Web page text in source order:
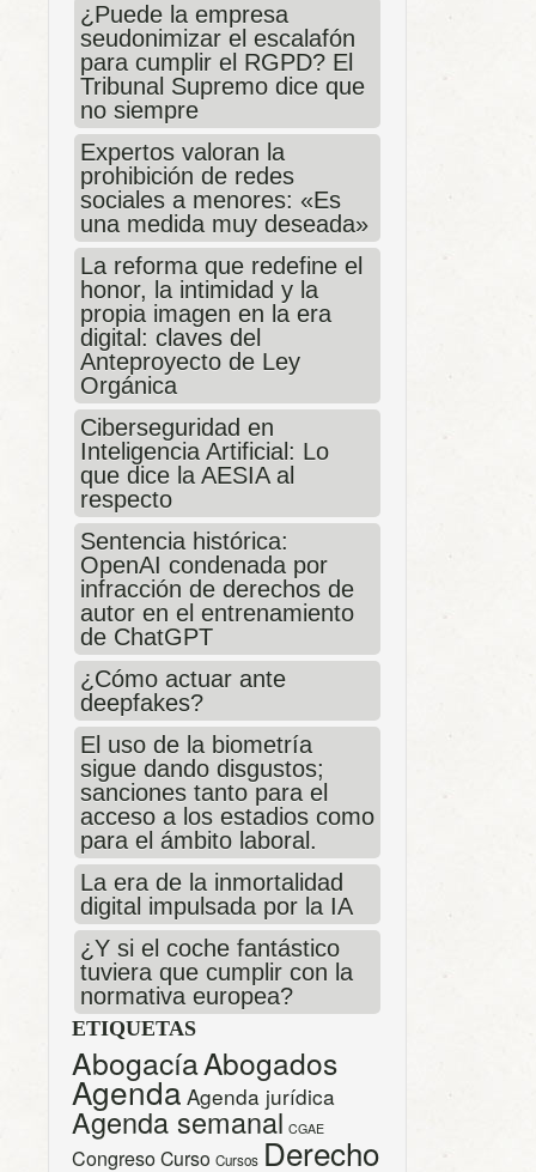
¿Puede la empresa
seudonimizar el escalafón
para cumplir el RGPD? El
Tribunal Supremo dice que
no siempre
Expertos valoran la
prohibición de redes
sociales a menores: «Es
una medida muy deseada»
La reforma que redefine el
honor, la intimidad y la
propia imagen en la era
digital: claves del
Anteproyecto de Ley
Orgánica
Ciberseguridad en
Inteligencia Artificial: Lo
que dice la AESIA al
respecto
Sentencia histórica:
OpenAI condenada por
infracción de derechos de
autor en el entrenamiento
de ChatGPT
¿Cómo actuar ante
deepfakes?
El uso de la biometría
sigue dando disgustos;
sanciones tanto para el
acceso a los estadios como
para el ámbito laboral.
La era de la inmortalidad
digital impulsada por la IA
¿Y si el coche fantástico
tuviera que cumplir con la
normativa europea?
ETIQUETAS
AbogacíaAbogados
Agenda Agenda jurídica
Agenda semanal CGAE
CongresoCurso Cursos Derecho